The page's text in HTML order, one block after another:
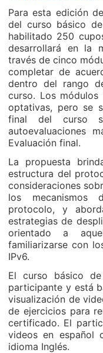
Para esta edición
del curso básico
habilitado 250
desarrollará en la
través de cinco
completar de
dentro del rango
curso. Los módulos
optativas, pero se
final del curso
autoevaluaciones
Evaluación final.
La propuesta
estructura del
consideraciones
los mecanismos
protocolo, y
estrategias de
orientado a
familiarizarse con
IPv6.
El curso básico
participante y está
visualización de
de ejercicios para
certificado. El
videos en español
idioma Inglés.